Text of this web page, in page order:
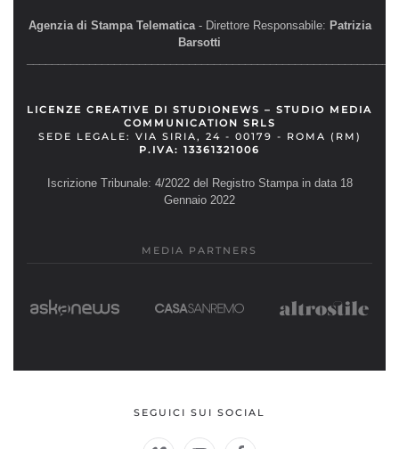
Agenzia di Stampa Telematica- Direttore Responsabile: Patrizia
Barsotti
LICENZE CREATIVE DI STUDIONEWS – STUDIO MEDIA
COMMUNICATION SRLS
SEDE LEGALE: VIA SIRIA, 24 - 00179 - ROMA (RM)
P.IVA: 13361321006
Iscrizione Tribunale: 4/2022 del Registro Stampa in data 18
Gennaio 2022
MEDIA PARTNERS
SEGUICI SUI SOCIAL